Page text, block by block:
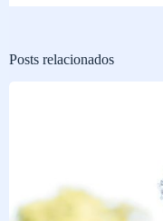
Posts relacionados